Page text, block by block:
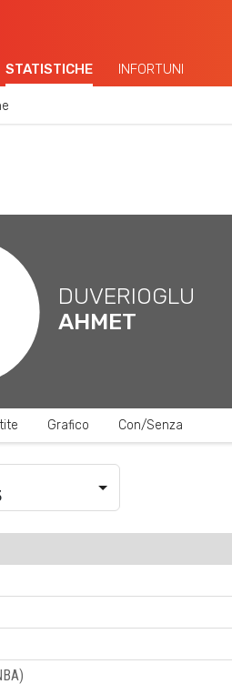
STATISTICHE INFORTUNI
DUVERIOGLU
AHMET
Grafico Con/Senza